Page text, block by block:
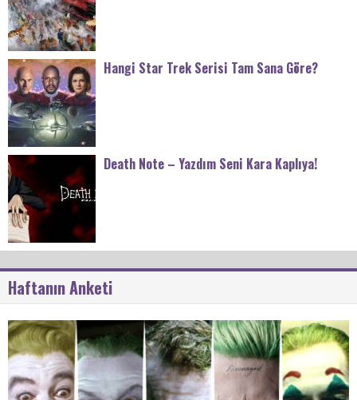
Hangi Star Trek Serisi Tam Sana Göre?
Death Note – Yazdım Seni Kara Kaplıya!
Haftanın Anketi